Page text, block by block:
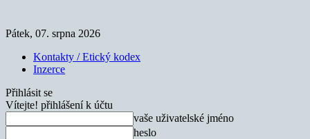
Pátek, 07. srpna 2026
Kontakty / Etický kodex
Inzerce
Přihlásit se
Vítejte! přihlášení k účtu
vaše uživatelské jméno
heslo